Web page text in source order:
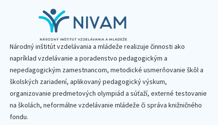
Národný inštitút vzdelávania a mládeže realizuje činnosti ako
napríklad vzdelávanie a poradenstvo pedagogickým a
nepedagogickým zamestnancom, metodické usmerňovanie škôl a
školských zariadení, aplikovaný pedagogický výskum,
organizovanie predmetových olympiád a súťaží, externé testovanie
na školách, neformálne vzdelávanie mládeže či správa knižničného
fondu.